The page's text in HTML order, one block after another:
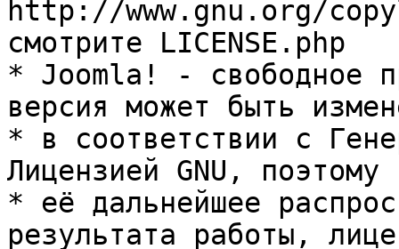
http://www.gnu.org/
смотрите LICENSE.php
* Joomla! - свободное
версия может быть
* в соответствии с
Лицензией GNU, поэтому
* её дальнейшее
результата работы,